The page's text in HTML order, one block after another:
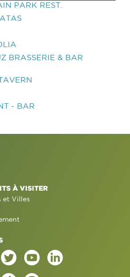
PARK REST.
BRASSERIE & BAR
- BAR
À VISITER
et Villes